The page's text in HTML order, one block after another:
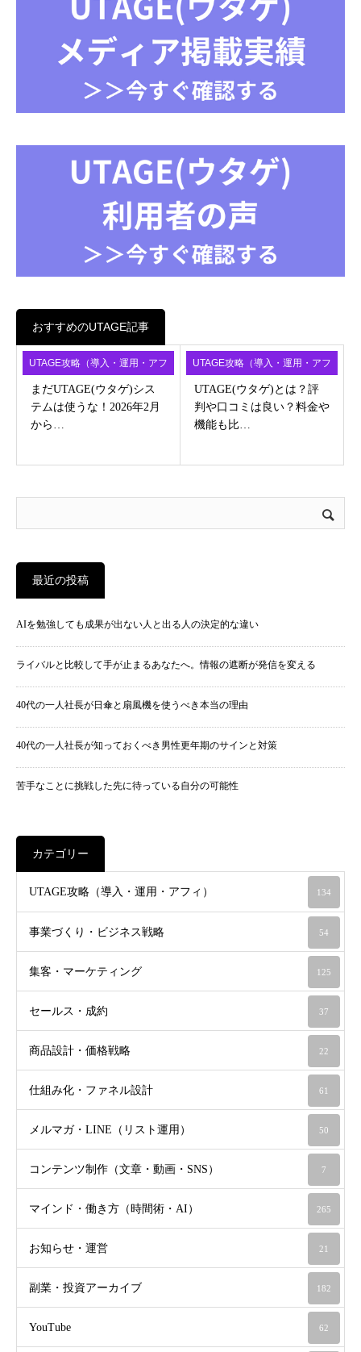
おすすめのUTAGE記事
UTAGE攻略（導入・運用・アフ
ィ）
まだUTAGE(ウタゲ)シス
テムは使うな！2026年2月
から…
UTAGE攻略（導入・運用・アフ
ィ）
UTAGE(ウタゲ)とは？評
判や口コミは良い？料金や
機能も比…
最近の投稿
AIを勉強しても成果が出ない人と出る人の決定的な違い
ライバルと比較して手が止まるあなたへ。情報の遮断が発信を変える
40代の一人社長が日傘と扇風機を使うべき本当の理由
40代の一人社長が知っておくべき男性更年期のサインと対策
苦手なことに挑戦した先に待っている自分の可能性
カテゴリー
UTAGE攻略（導入・運用・アフィ） 134
事業づくり・ビジネス戦略 54
集客・マーケティング 125
セールス・成約 37
商品設計・価格戦略 22
仕組み化・ファネル設計 61
メルマガ・LINE（リスト運用） 50
コンテンツ制作（文章・動画・SNS） 7
マインド・働き方（時間術・AI） 265
お知らせ・運営 21
副業・投資アーカイブ 182
YouTube 62